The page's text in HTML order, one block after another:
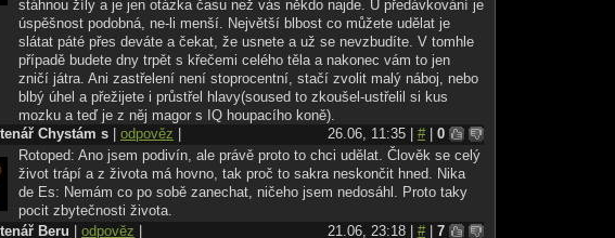
stáhnou žíly a je jen otázka času než vás někdo najde. U předávkování je
úspěšnost podobná, ne-li menší. Největší blbost co můžete udělat je
slátat páté přes deváte a čekat, že usnete a už se nevzbudíte. V tomhle
případě budete dny trpět s křečemi celého těla a nakonec vám to jen
zničí játra. Ani zastřelení není stoprocentní, stačí zvolit malý náboj, nebo
blbý úhel a přežijete i průstřel hlavy(soused to zkoušel-ustřelil si kus
mozku a teď je z něj magor s IQ houpacího koně).
Chystám s
odpověz 26.06, 11:35 | #| 0
Rotoped: Ano jsem podivín, ale právě proto to chci udělat. Člověk se celý
život trápí a z života má hovno, tak proč to sakra neskončit hned. Nika
de Es: Nemám co po sobě zanechat, ničeho jsem nedosáhl. Proto taky
pocit zbytečnosti života.
Beru
odpověz 21.06, 23:18 | #| 7